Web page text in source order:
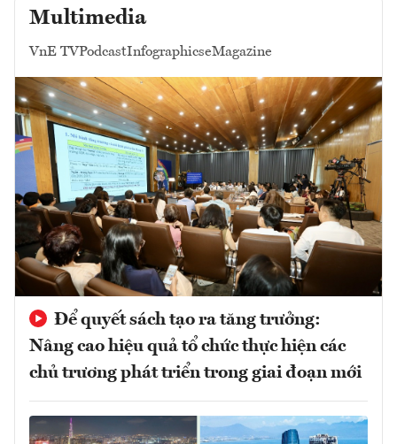
Multimedia
VnE TVPodcastInfographicseMagazine
Để quyết sách tạo ra tăng trưởng:
Nâng cao hiệu quả tổ chức thực hiện các
chủ trương phát triển trong giai đoạn mới